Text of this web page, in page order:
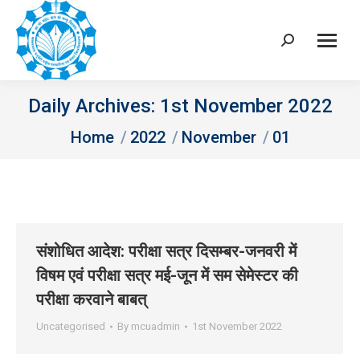
Search:
Daily Archives: 1st November 2022
You are here:
Home 2022 November 01
संशोधित आदेश: परीक्षा सत्र दिसम्‍बर-जनवरी में
विषम एवं परीक्षा सत्र मई-जून में सम सेमेस्‍टर की
परीक्षा करवाने बाबत्
Uncategorised By mcuadmin 1st November 2022